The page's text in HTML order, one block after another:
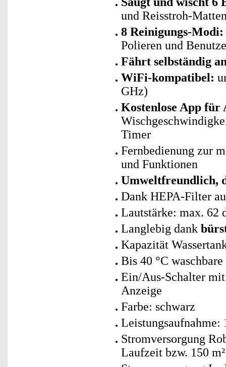
und Reisstroh-
8 Reinigungs-Modi:
Polieren und
Fährt selbständig
WiFi-kompatibel:
GHz)
Kostenlose App
Timer
Fernbedienung zur
und Funktionen
Umweltfreundlich,
Dank HEPA-Filter
Lautstärke: max. 62
Langlebig dank
Kapazität
Bis 40 °C
Ein/Aus-Schalter
Anzeige
Farbe: schwarz
Leistungsaufnahme:
Stromversorgung
Laufzeit bzw. 150